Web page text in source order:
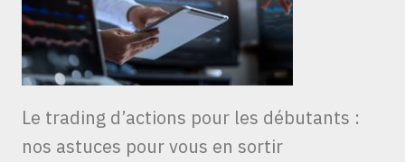
Le trading d’actions pour les débutants :
nos astuces pour vous en sortir